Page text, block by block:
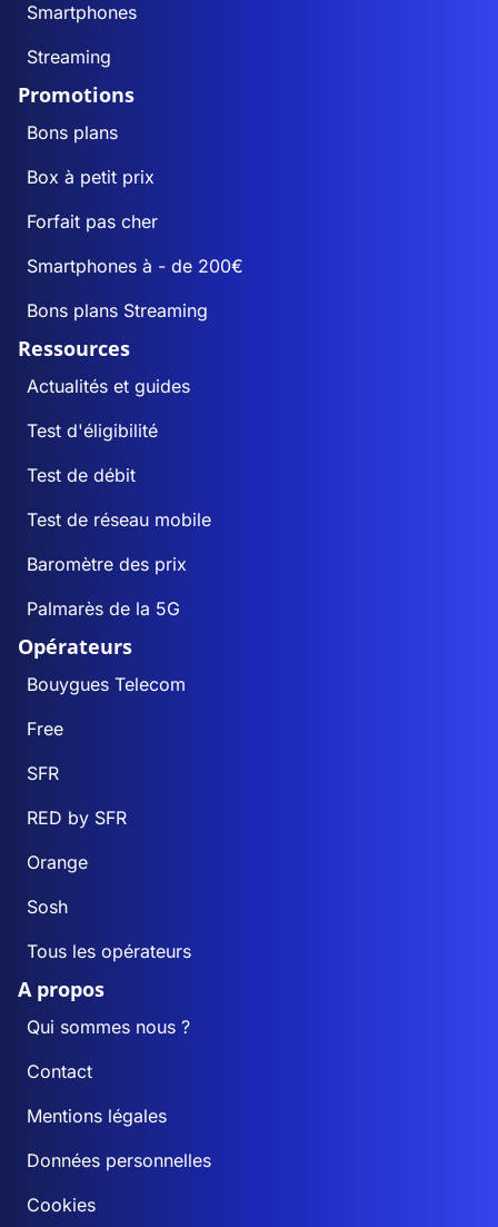
Smartphones
Streaming
Promotions
Bons plans
Box à petit prix
Forfait pas cher
Smartphones à - de 200€
Bons plans Streaming
Ressources
Actualités et guides
Test d'éligibilité
Test de débit
Test de réseau mobile
Baromètre des prix
Palmarès de la 5G
Opérateurs
Bouygues Telecom
Free
SFR
RED by SFR
Orange
Sosh
Tous les opérateurs
A propos
Qui sommes nous ?
Contact
Mentions légales
Données personnelles
Cookies